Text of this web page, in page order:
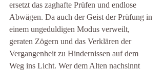
ersetzt das zaghafte Prüfen und endlose
Abwägen. Da auch der Geist der Prüfung in
einem ungeduldigen Modus verweilt,
geraten Zögern und das Verklären der
Vergangenheit zu Hindernissen auf dem
Weg ins Licht. Wer dem Alten nachsinnt